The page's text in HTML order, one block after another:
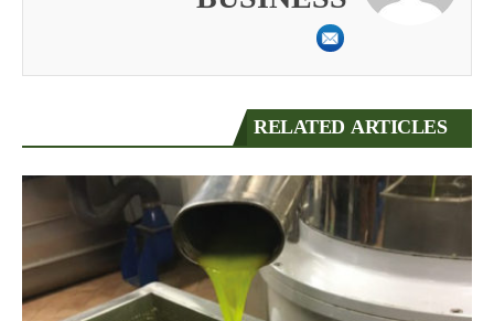
RELATED ARTICLES